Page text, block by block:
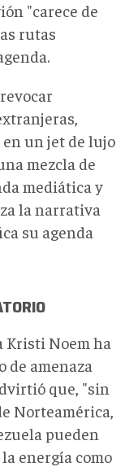
"carece de
rutas
un jet de lujo
mezcla de
mediática y
la narrativa
su agenda
Kristi Noem ha
de amenaza
que, "sin
Norteamérica,
pueden
energía como